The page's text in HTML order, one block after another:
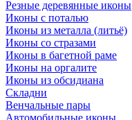
Резные деревянные иконы
Иконы с поталью
Иконы из металла (литьё)
Иконы со стразами
Иконы в багетной раме
Иконы на оргалите
Иконы из обсидиана
Складни
Венчальные пары
Автомобильные иконы